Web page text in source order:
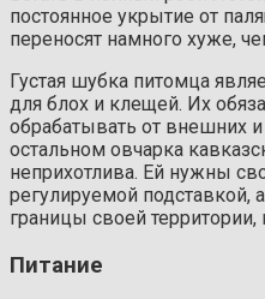
постоянное укрытие от
переносят намного хуже,
Густая шубка питомца
для блох и клещей. Их
обрабатывать от внешних
остальном овчарка
неприхотлива. Ей нужны
регулируемой подставкой,
границы своей
Питание